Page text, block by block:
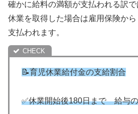
確かに給料の満額が支払われる訳
休業を取得した場合は雇用保険か
支払われます。
📝育児休業給付金の支給割合
✅休業開始後180日まで 給与